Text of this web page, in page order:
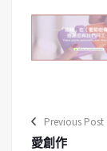
Previous Post
愛創作